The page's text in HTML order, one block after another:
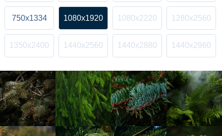
750x1334 1080x1920 1080x2220 1280x2560
1350x2400 1440x2560 1440x2880 1440x2960